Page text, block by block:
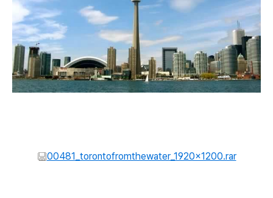
00481_torontofromthewater_1920x1200.rar